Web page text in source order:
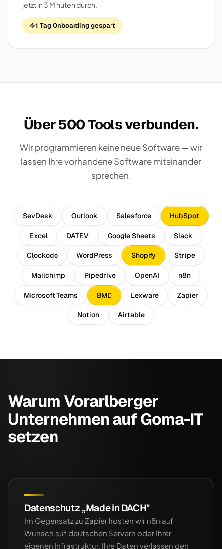
jetzt in 3 Minuten durch.
1 Tag Onboarding gespart
Über 500 Tools verbunden.
Wir programmieren keine neue Software — wir
lassen Ihre vorhandene Software miteinander
sprechen.
SevDesk Outlook Salesforce HubSpot
Excel DATEV Google Sheets Slack
Clockodo WordPress Shopify Stripe
Mailchimp Pipedrive OpenAI n8n
Microsoft Teams BMD Lexware Zapier
Notion Airtable
Warum Vorarlberger
Unternehmen auf Goma-IT
setzen
Datenschutz „Made in DACH"
Im Gegensatz zu Zapier hosten wir n8n auf
Wunsch auf deutschen Servern oder Ihrer
eigenen Infrastruktur. Ihre Daten verlassen den